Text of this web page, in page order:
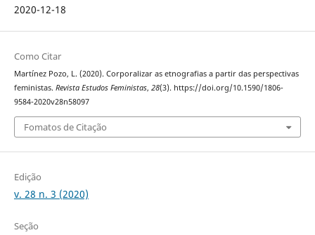
2020-12-18
Como Citar
Martínez Pozo, L. (2020). Corporalizar as etnografias a partir das perspectivas
feministas. Revista Estudos Feministas, 28(3). https://doi.org/10.1590/1806-
9584-2020v28n58097
Fomatos de Citação
Edição
v. 28 n. 3 (2020)
Seção